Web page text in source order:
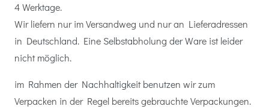
4 Werktage.
Wir liefern nur im Versandweg und nur an Lieferadressen
in Deutschland. Eine Selbstabholung der Ware ist leider
nicht möglich.
im Rahmen der Nachhaltigkeit benutzen wir zum
Verpacken in der Regel bereits gebrauchte Verpackungen.